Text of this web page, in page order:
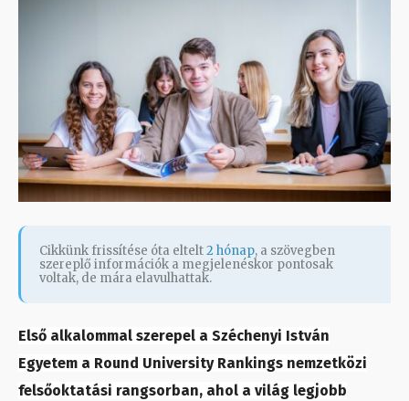
Cikkünk frissítése óta eltelt2 hónap, a szövegben
szereplő információk a megjelenéskor pontosak
voltak, de mára elavulhattak.
Első alkalommal szerepel a Széchenyi István
Egyetem a Round University Rankings nemzetközi
felsőoktatási rangsorban, ahol a világ legjobb